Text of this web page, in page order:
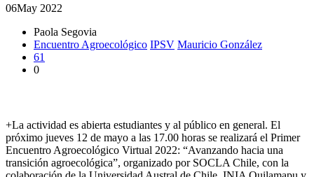
06May 2022
Paola Segovia
Encuentro Agroecológico IPSV Mauricio González
61
0
+La actividad es abierta estudiantes y al público en general. El
próximo jueves 12 de mayo a las 17.00 horas se realizará el Primer
Encuentro Agroecológico Virtual 2022: “Avanzando hacia una
transición agroecológica”, organizado por SOCLA Chile, con la